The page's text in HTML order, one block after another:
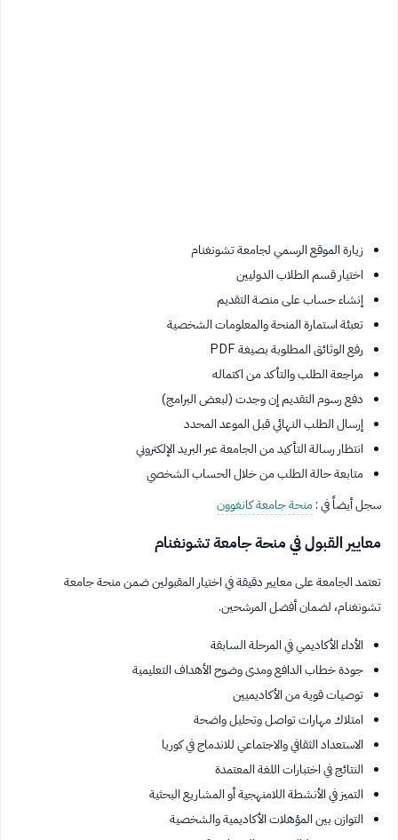
زيارة الموقع الرسمي لجامعة تشونغنام
اختيار قسم الطلاب الدوليين
إنشاء حساب على منصة التقديم
تعبئة استمارة المنحة والمعلومات الشخصية
رفع الوثائق المطلوبة بصيغة PDF
مراجعة الطلب والتأكد من اكتماله
دفع رسوم التقديم إن وجدت (لبعض البرامج)
إرسال الطلب النهائي قبل الموعد المحدد
انتظار رسالة التأكيد من الجامعة عبر البريد الإلكتروني
متابعة حالة الطلب من خلال الحساب الشخصي
سجل أيضاً في :منحة جامعة كانغوون
معايير القبول في منحة جامعة تشونغنام
تعتمد الجامعة على معايير دقيقة في اختيار المقبولين ضمن منحة جامعة
تشونغنام، لضمان أفضل المرشحين.
الأداء الأكاديمي في المرحلة السابقة
جودة خطاب الدافع ومدى وضوح الأهداف التعليمية
توصيات قوية من الأكاديميين
امتلاك مهارات تواصل وتحليل واضحة
الاستعداد الثقافي والاجتماعي للاندماج في كوريا
النتائج في اختبارات اللغة المعتمدة
التميز في الأنشطة اللامنهجية أو المشاريع البحثية
التوازن بين المؤهلات الأكاديمية والشخصية